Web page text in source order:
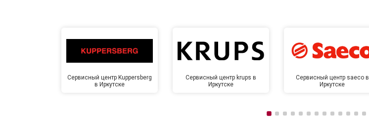
Сервисный центр Kuppersberg
в Иркутске
Сервисный центр krups в
Иркутске
Сервисный центр saeco в
Иркутске